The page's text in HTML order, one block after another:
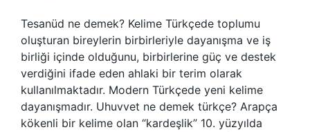
Tesanüd ne demek? Kelime Türkçede toplumu
oluşturan bireylerin birbirleriyle dayanışma ve iş
birliği içinde olduğunu, birbirlerine güç ve destek
verdiğini ifade eden ahlaki bir terim olarak
kullanılmaktadır. Modern Türkçede yeni kelime
dayanışmadır. Uhuvvet ne demek türkçe? Arapça
kökenli bir kelime olan “kardeşlik” 10. yüzyılda